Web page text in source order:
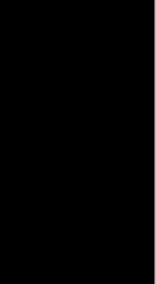
tus pensamientos.
admiradores y amantes
de esta conversación.
y constructiva.
será eliminado para
para todos.
y conocer tus puntos